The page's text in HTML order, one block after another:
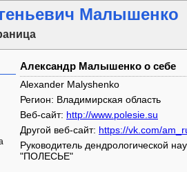
Малышенко
Александр Малышенко о себе
Alexander Malyshenko
Регион: Владимирская область
Веб-сайт: http://www.polesie.su
Другой веб-сайт: https://vk.com/
Руководитель дендрологической
"ПОЛЕСЬЕ"